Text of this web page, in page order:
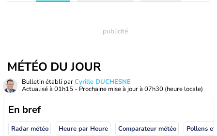
MÉTÉO DU JOUR
Bulletin établi parCyrille DUCHESNE
Actualisé à 01h15 - Prochaine mise à jour à 07h30 (heure locale)
En bref
Radar météo Heure par Heure Comparateur météo Pollens